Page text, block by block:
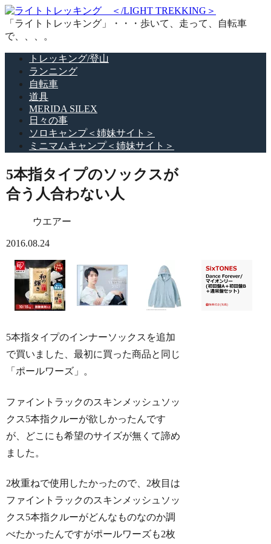
「ライトトレッキング」・・・歩いて、走って、自転車
で、、、。
トレッキング/登山
ランニング
自転車
道具
MERIDA SILEX
日々の事
ソロキャンプ＜姉妹サイト＞
ミニマムキャンプ＜姉妹サイト＞
5本指タイプのソックスが
合う人合わない人
ウエアー
2016.08.24
5本指タイプのインナーソックスを追加
で買いました、最初に買った商品と同じ
「ポールワーズ」。
ファイントラックのスキンメッシュソッ
クス5本指クルーが欲しかったんです
が、どこにも希望のサイズが無くて諦め
ました。
2枚重ねで使用したかったので、2枚目は
ファイントラックのスキンメッシュソッ
クス5本指クルーがどんなものなのか調
べたかったんですがポールワーズも2枚